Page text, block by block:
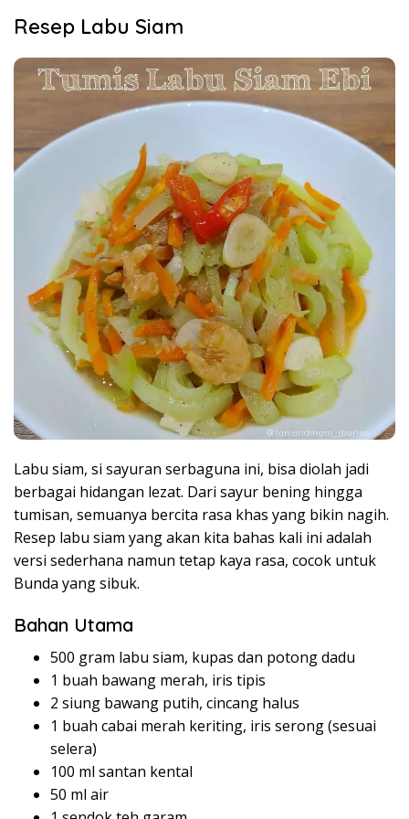
Resep Labu Siam
Labu siam, si sayuran serbaguna ini, bisa diolah jadi
berbagai hidangan lezat. Dari sayur bening hingga
tumisan, semuanya bercita rasa khas yang bikin nagih.
Resep labu siam yang akan kita bahas kali ini adalah
versi sederhana namun tetap kaya rasa, cocok untuk
Bunda yang sibuk.
Bahan Utama
500 gram labu siam, kupas dan potong dadu
1 buah bawang merah, iris tipis
2 siung bawang putih, cincang halus
1 buah cabai merah keriting, iris serong (sesuai
selera)
100 ml santan kental
50 ml air